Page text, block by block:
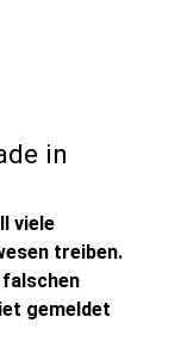
in
viele
treiben.
gemeldet